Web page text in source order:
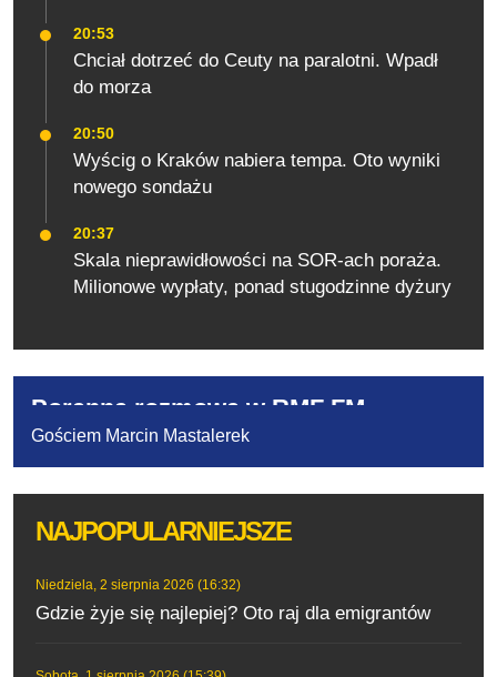
20:53
Chciał dotrzeć do Ceuty na paralotni. Wpadł
do morza
20:50
Wyścig o Kraków nabiera tempa. Oto wyniki
nowego sondażu
20:37
Skala nieprawidłowości na SOR-ach poraża.
Milionowe wypłaty, ponad stugodzinne dyżury
Poranna rozmowa w RMF FM
Gościem Marcin Mastalerek
NAJPOPULARNIEJSZE
Niedziela, 2 sierpnia 2026 (16:32)
Gdzie żyje się najlepiej? Oto raj dla emigrantów